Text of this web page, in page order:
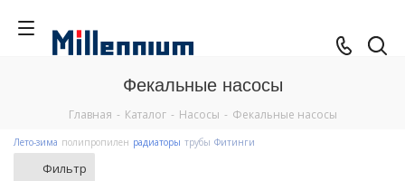
Фекальные насосы
Главная - Каталог - Насосы - Фекальные насосы
Лето-зима полипропилен радиаторы трубы Фитинги
Фильтр